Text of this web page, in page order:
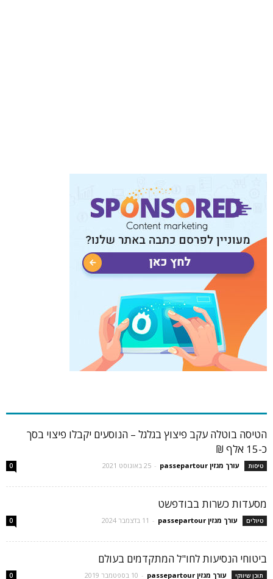
הטיסה בוטלה עקב פיצוץ בגלגל – הנוסעים יקבלו פיצוי בסך
כ-15 אלף ₪
טיסות עורך מגזין passepartour - 25 באוגוסט 2021 0
מסעדות כשרות בבודפשט
טיולים עורך מגזין passepartour - 11 בדצמבר 2024 0
ביטוחי הנסיעות לחו"ל המתקדמים בעולם
תוכן שיווקי עורך מגזין passepartour - 10 בספטמבר 2019 0